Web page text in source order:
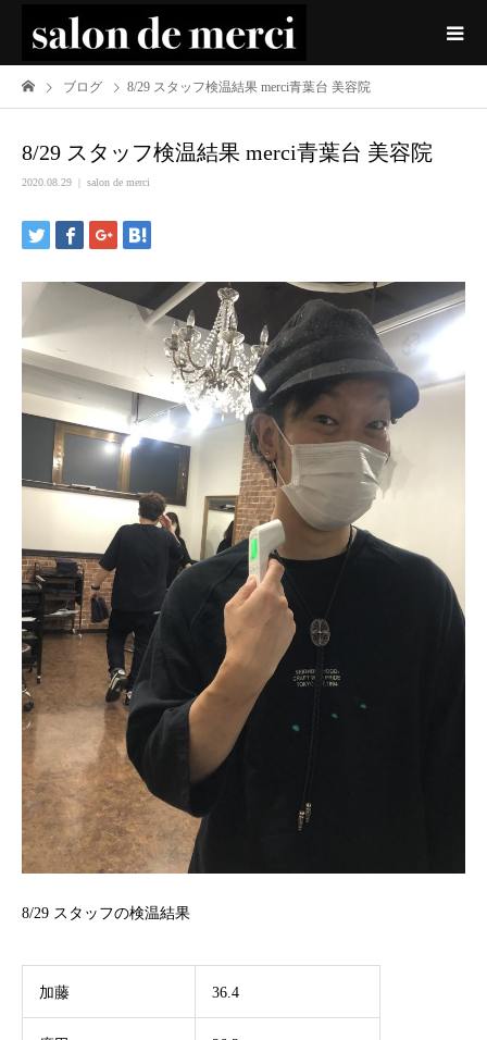
ブログ 8/29 スタッフ検温結果 merci青葉台 美容院
8/29 スタッフ検温結果 merci青葉台 美容院
2020.08.29 salon de merci
8/29 スタッフの検温結果
加藤 36.4